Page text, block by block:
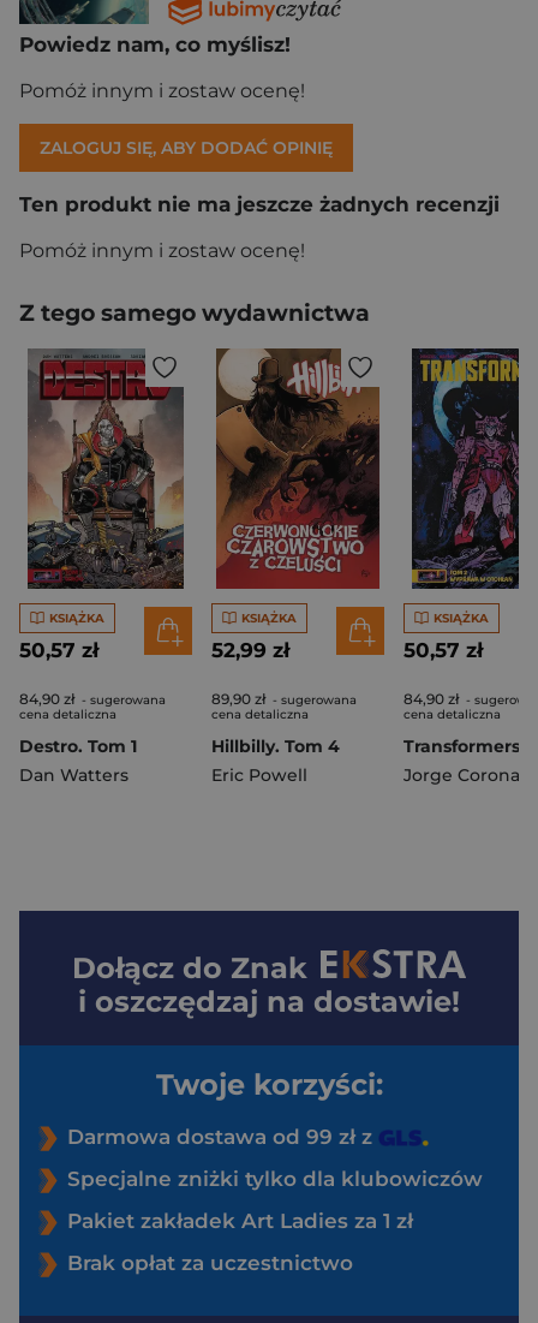
Powiedz nam, co myślisz!
Pomóż innym i zostaw ocenę!
ZALOGUJ SIĘ, ABY DODAĆ OPINIĘ
Ten produkt nie ma jeszcze żadnych recenzji
Pomóż innym i zostaw ocenę!
Z tego samego wydawnictwa
KSIĄŻKA
50,57 zł
84,90 zł - sugerowana
cena detaliczna
Destro. Tom 1
Dan Watters
KSIĄŻKA
52,99 zł
89,90 zł - sugerowana
cena detaliczna
Hillbilly. Tom 4
Eric Powell
KSIĄŻKA
50,57 zł
84,90 zł -
cena detaliczna
Jorge Corona
Dołącz do Znak
i oszczędzaj na dostawie!
Twoje korzyści:
Darmowa dostawa od 99 zł z
Specjalne zniżki tylko dla klubowiczów
Pakiet zakładek Art Ladies za 1 zł
Brak opłat za uczestnictwo